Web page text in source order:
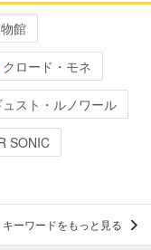
館
クロード・モネ
スト・ルノワール
SONIC
キーワードをもっと見る